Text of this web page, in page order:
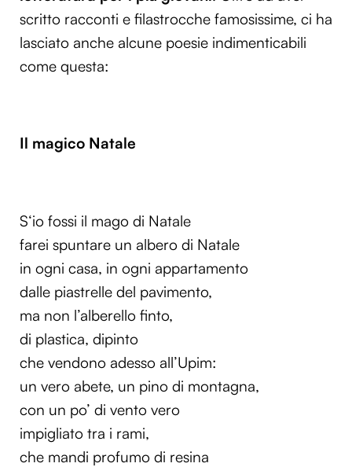
scritto racconti e filastrocche famosissime, ci ha
lasciato anche alcune poesie indimenticabili
come questa:
Il magico Natale
S‘io fossi il mago di Natale
farei spuntare un albero di Natale
in ogni casa, in ogni appartamento
dalle piastrelle del pavimento,
ma non l’alberello finto,
di plastica, dipinto
che vendono adesso all’Upim:
un vero abete, un pino di montagna,
con un po’ di vento vero
impigliato tra i rami,
che mandi profumo di resina